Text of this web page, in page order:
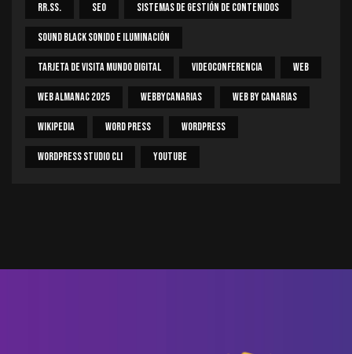
RR.SS. SEO Sistemas De Gestión De Contenidos
Sound Black Sonido E Iluminación
Tarjeta De Visita Mundo Digital Videoconferencia Web
Web Almanac 2025 Webbycanarias Web By Canarias
Wikipedia Word Press WordPress
WordPress Studio CLI Youtube